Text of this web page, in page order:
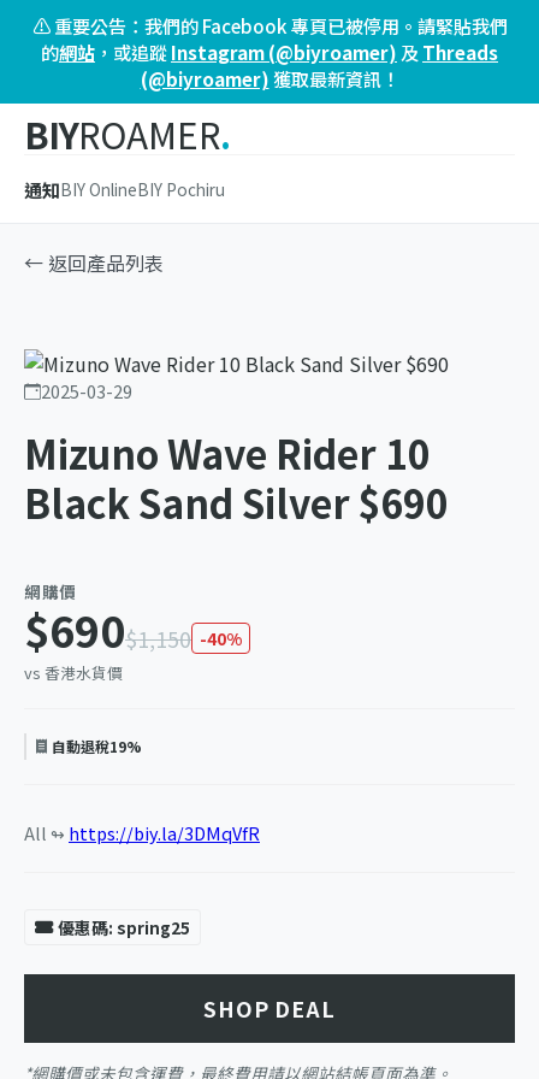
⚠️ 重要公告：我們的 Facebook 專頁已被停用。請緊貼我們
的網站 ，或追蹤Instagram (@biyroamer) 及 Threads
(@biyroamer)獲取最新資訊！
BIYROAMER.
通知BIY OnlineBIY Pochiru
← 返回產品列表
2025-03-29
Mizuno Wave Rider 10
Black Sand Silver $690
網購價
$690$1,150 -40%
vs 香港水貨價
自動退稅19%
All ↬ https://biy.la/3DMqVfR
優惠碼: spring25
SHOP DEAL
*網購價或未包含運費，最終費用請以網站結帳頁面為準。